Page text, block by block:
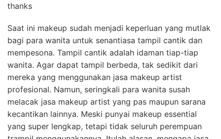
thanks
Saat ini makeup sudah menjadi keperluan yang mutlak
bagi para wanita untuk senantiasa tampil cantik dan
mempesona. Tampil cantik adalah idaman tiap-tiap
wanita. Agar dapat tampil berbeda, tak sedikit dari
mereka yang menggunakan jasa makeup artist
profesional. Namun, seringkali para wanita susah
melacak jasa makeup artist yang pas maupun sarana
kecantikan lainnya. Meski punyai makeup essential
yang super lengkap, tetapi tidak seluruh perempuan